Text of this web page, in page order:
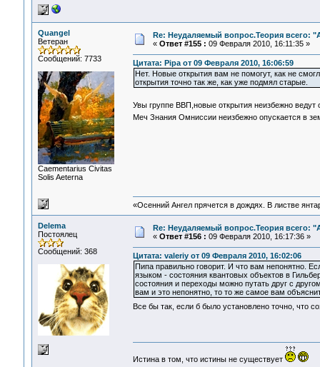
Quangel
Ветеран
Сообщений: 7733
Сaementarius Civitas
Solis Aeterna
Re: Неудаляемый вопрос.Теория всего:
« Ответ #155 : 09 Февраля 2010, 16:11:35 »
Цитата: Pipa от 09 Февраля 2010, 16:06:59
Нет. Новые открытия вам не помогут, как не
открытия точно так же, как уже подмял старые.
Увы группе ВВП,новые открытия неизбежно ведут
Меч Знания Омниссии неизбежно опускается в
«Осенний Ангел прячется в дождях. В листве
Delema
Постоялец
Сообщений: 368
Re: Неудаляемый вопрос.Теория всего:
« Ответ #156 : 09 Февраля 2010, 16:17:36 »
Цитата: valeriy от 09 Февраля 2010, 16:02:06
Пипа правильно говорит. И что вам непонятно.
языком - состояния квантовых объектов в
состояния и переходы можно путать друг с
вам и это непонятно, то то же самое вам
Все бы так, если б было установлено точно, что
Истина в том, что истины не существует